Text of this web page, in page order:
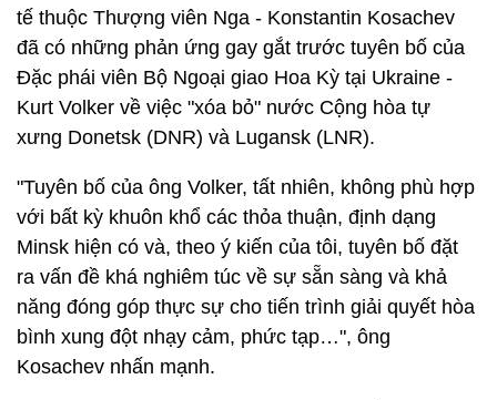
tế thuộc Thượng viên Nga - Konstantin Kosachev
đã có những phản ứng gay gắt trước tuyên bố của
Đặc phái viên Bộ Ngoại giao Hoa Kỳ tại Ukraine -
Kurt Volker về việc "xóa bỏ" nước Cộng hòa tự
xưng Donetsk (DNR) và Lugansk (LNR).
"Tuyên bố của ông Volker, tất nhiên, không phù hợp
với bất kỳ khuôn khổ các thỏa thuận, định dạng
Minsk hiện có và, theo ý kiến của tôi, tuyên bố đặt
ra vấn đề khá nghiêm túc về sự sẵn sàng và khả
năng đóng góp thực sự cho tiến trình giải quyết hòa
bình xung đột nhạy cảm, phức tạp…", ông
Kosachev nhấn mạnh.